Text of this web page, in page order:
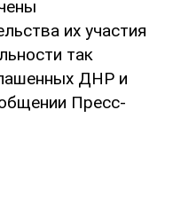
их участия
так
ДНР и
Пресс-